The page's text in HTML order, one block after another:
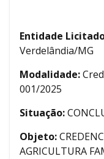
Entidade
Verdelândia/MG
Modalidade:
001/2025
Situação:
Objeto:
AGRICULTURA